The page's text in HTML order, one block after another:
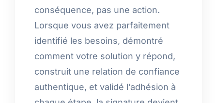
conséquence, pas une action.
Lorsque vous avez parfaitement
identifié les besoins, démontré
comment votre solution y répond,
construit une relation de confiance
authentique, et validé l’adhésion à